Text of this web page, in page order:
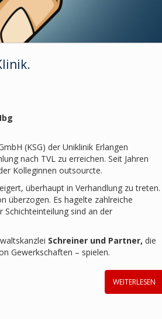
(KSG) der Uniklinik Erlangen
nach TVL zu erreichen. Seit Jahren
Kolleginnen outsourcte.
überhaupt in Verhandlung zu treten.
überzogen. Es hagelte zahlreiche
Schichteinteilung sind an der
Schreiner und Partner, die
Gewerkschaften – spielen.
WEITERLESEN